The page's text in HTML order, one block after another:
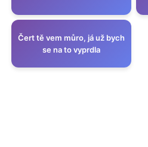
Čert tě vem můro, já už bych
se na to vyprdla